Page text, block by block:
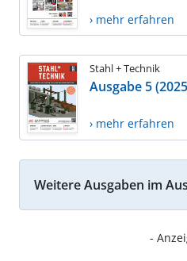
› mehr erfahren
Stahl + Technik
Ausgabe 5
› mehr erfahren
Weitere Ausgaben im
-